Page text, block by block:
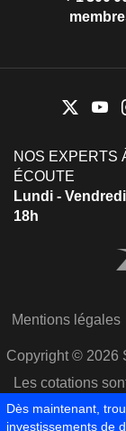
NOS EXPERTS
ÉCOUTE
Lundi -
18h
Mentions légales
Copyright © 2026
Les cotations
Dès maintenant,
investissements de